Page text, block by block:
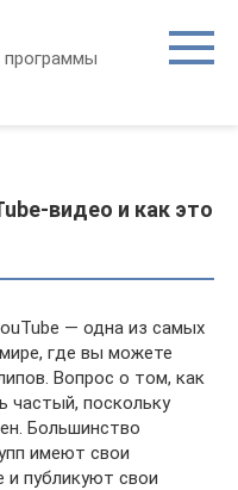
программы
видео и как это
— одна из самых
где вы можете
Вопрос о том, как
частый, поскольку
Большинство
имеют свои
и публикуют свои